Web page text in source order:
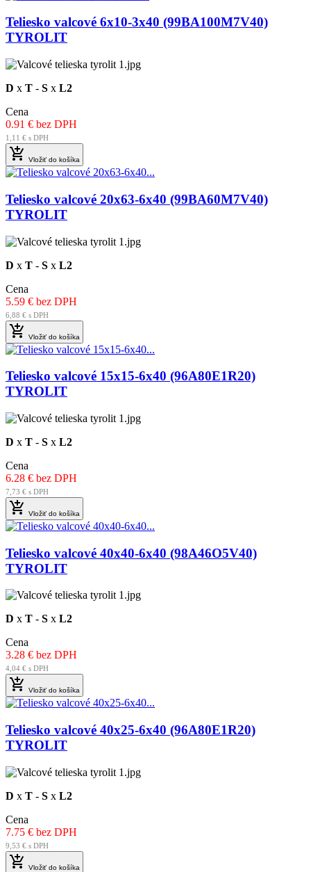
Teliesko valcové 6x10-3x40 (99BA100M7V40)
TYROLIT
D x T - S x L2
Cena
0.91 € bez DPH
1,11 € s DPH
 Vložiť do košíka
Teliesko valcové 20x63-6x40 (99BA60M7V40)
TYROLIT
D x T - S x L2
Cena
5.59 € bez DPH
6,88 € s DPH
 Vložiť do košíka
Teliesko valcové 15x15-6x40 (96A80E1R20)
TYROLIT
D x T - S x L2
Cena
6.28 € bez DPH
7,73 € s DPH
 Vložiť do košíka
Teliesko valcové 40x40-6x40 (98A46O5V40)
TYROLIT
D x T - S x L2
Cena
3.28 € bez DPH
4,04 € s DPH
 Vložiť do košíka
Teliesko valcové 40x25-6x40 (96A80E1R20)
TYROLIT
D x T - S x L2
Cena
7.75 € bez DPH
9,53 € s DPH
 Vložiť do košíka